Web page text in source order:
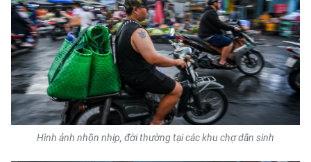
Hình ảnh nhộn nhịp, đời thường tại các khu chợ dân sinh